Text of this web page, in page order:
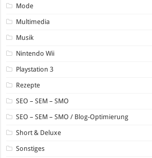
Mode
Multimedia
Musik
Nintendo Wii
Playstation 3
Rezepte
SEO – SEM – SMO
SEO – SEM – SMO / Blog-Optimierung
Short & Deluxe
Sonstiges